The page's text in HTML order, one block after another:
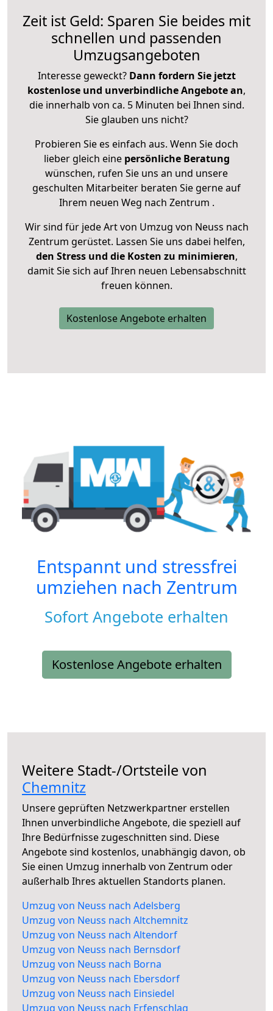
Zeit ist Geld: Sparen Sie beides mit
schnellen und passenden
Umzugsangeboten
Interesse geweckt? Dann fordern Sie jetzt
kostenlose und unverbindliche Angebote an,
die innerhalb von ca. 5 Minuten bei Ihnen sind.
Sie glauben uns nicht?
Probieren Sie es einfach aus. Wenn Sie doch
lieber gleich eine persönliche Beratung
wünschen, rufen Sie uns an und unsere
geschulten Mitarbeiter beraten Sie gerne auf
Ihrem neuen Weg nach Zentrum .
Wir sind für jede Art von Umzug von Neuss nach
Zentrum gerüstet. Lassen Sie uns dabei helfen,
den Stress und die Kosten zu minimieren,
damit Sie sich auf Ihren neuen Lebensabschnitt
freuen können.
Kostenlose Angebote erhalten
Entspannt und stressfrei
umziehen nach Zentrum
Sofort Angebote erhalten
Kostenlose Angebote erhalten
Weitere Stadt-/Ortsteile von
Chemnitz
Unsere geprüften Netzwerkpartner erstellen
Ihnen unverbindliche Angebote, die speziell auf
Ihre Bedürfnisse zugeschnitten sind. Diese
Angebote sind kostenlos, unabhängig davon, ob
Sie einen Umzug innerhalb von Zentrum oder
außerhalb Ihres aktuellen Standorts planen.
Umzug von Neuss nach Adelsberg
Umzug von Neuss nach Altchemnitz
Umzug von Neuss nach Altendorf
Umzug von Neuss nach Bernsdorf
Umzug von Neuss nach Borna
Umzug von Neuss nach Ebersdorf
Umzug von Neuss nach Einsiedel
Umzug von Neuss nach Erfenschlag